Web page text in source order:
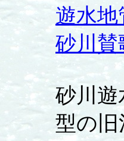
遊水
砂川賛
砂川
型の旧